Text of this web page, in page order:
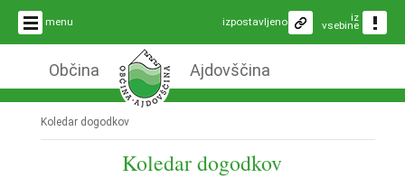
menu iz
vsebine
izpostavljeno
Občina Ajdovščina
Koledar dogodkov
Koledar dogodkov